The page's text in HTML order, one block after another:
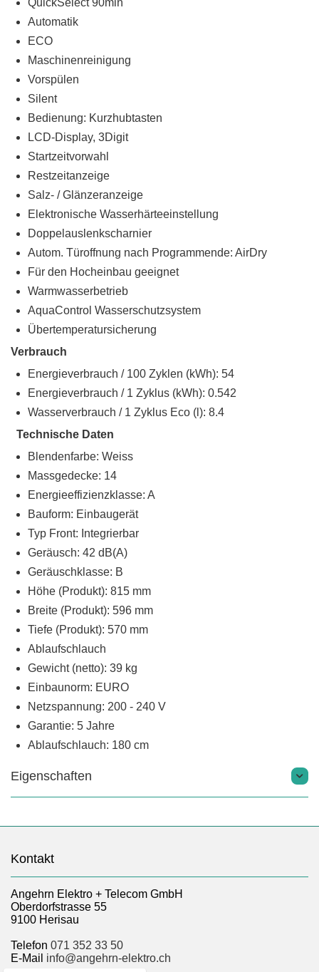
QuickSelect 90min
Automatik
ECO
Maschinenreinigung
Vorspülen
Silent
Bedienung: Kurzhubtasten
LCD-Display, 3Digit
Startzeitvorwahl
Restzeitanzeige
Salz- / Glänzeranzeige
Elektronische Wasserhärteeinstellung
Doppelauslenkscharnier
Autom. Türoffnung nach Programmende: AirDry
Für den Hocheinbau geeignet
Warmwasserbetrieb
AquaControl Wasserschutzsystem
Übertemperatursicherung
Verbrauch
Energieverbrauch / 100 Zyklen (kWh): 54
Energieverbrauch / 1 Zyklus (kWh): 0.542
Wasserverbrauch / 1 Zyklus Eco (l): 8.4
Technische Daten
Blendenfarbe: Weiss
Massgedecke: 14
Energieeffizienzklasse: A
Bauform: Einbaugerät
Typ Front: Integrierbar
Geräusch: 42 dB(A)
Geräuschklasse: B
Höhe (Produkt): 815 mm
Breite (Produkt): 596 mm
Tiefe (Produkt): 570 mm
Ablaufschlauch
Gewicht (netto): 39 kg
Einbaunorm: EURO
Netzspannung: 200 - 240 V
Garantie: 5 Jahre
Ablaufschlauch: 180 cm
Eigenschaften
Kontakt
Angehrn Elektro + Telecom GmbH
Oberdorfstrasse 55
9100 Herisau
Telefon071 352 33 50
E-Mail info@angehrn-elektro.ch